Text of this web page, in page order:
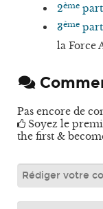
2ème
3ème
la Force
Pas encore de
Soyez le
the first &